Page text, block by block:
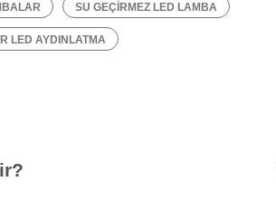
SU GEÇIRMEZ LED LAMBA
LED AYDINLATMA